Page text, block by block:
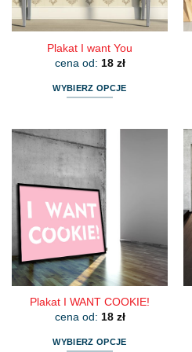
produktu
Plakat I want You
cena od: 18 zł
WYBIERZ OPCJE
ma
wiele
wariantów.
Opcje
można
wybrać
na
stronie
produktu
Plakat I WANT COOKIE!
cena od: 18 zł
WYBIERZ OPCJE